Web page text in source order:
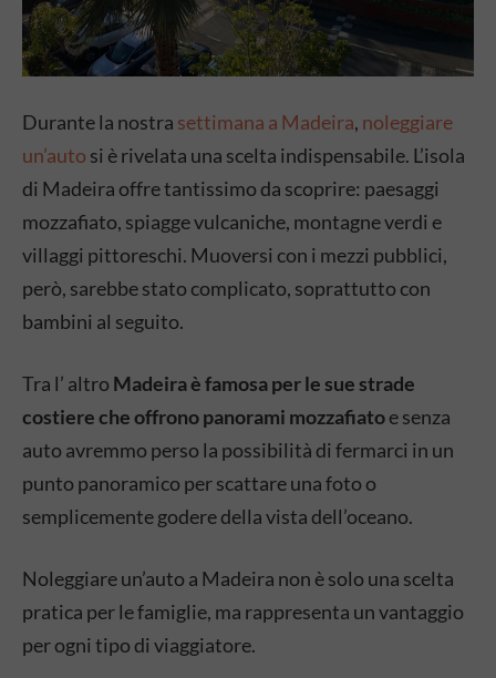
Durante la nostra settimana a Madeira, noleggiare
un’auto si è rivelata una scelta indispensabile. L’isola
di Madeira offre tantissimo da scoprire: paesaggi
mozzafiato, spiagge vulcaniche, montagne verdi e
villaggi pittoreschi. Muoversi con i mezzi pubblici,
però, sarebbe stato complicato, soprattutto con
bambini al seguito.
Tra l’ altro Madeira è famosa per le sue strade
costiere che offrono panorami mozzafiatoe senza
auto avremmo perso la possibilità di fermarci in un
punto panoramico per scattare una foto o
semplicemente godere della vista dell’oceano.
Noleggiare un’auto a Madeira non è solo una scelta
pratica per le famiglie, ma rappresenta un vantaggio
per ogni tipo di viaggiatore.